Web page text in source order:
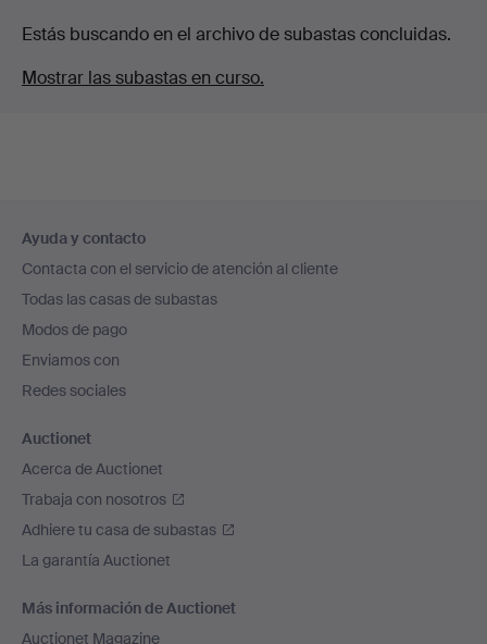
Estás buscando en el archivo de subastas concluidas.
Mostrar las subastas en curso.
en
el
pie
de
página
Ayuda y contacto
Contacta con el servicio de atención al cliente
Todas las casas de subastas
Modos de pago
Enviamos con
Redes sociales
Auctionet
Acerca de Auctionet
Trabaja con nosotros
Adhiere tu casa de subastas
La garantía Auctionet
Más información de Auctionet
Auctionet Magazine